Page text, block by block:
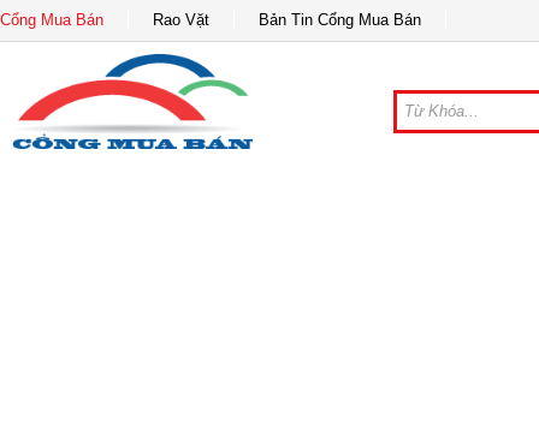
Cổng Mua Bán Rao Vặt Bản Tin Cổng Mua Bán